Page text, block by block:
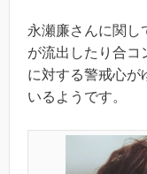
永瀬廉さんに関し
が流出したり合コ
に対する警戒心が
いるようです。